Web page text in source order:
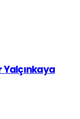
Yalçınkaya